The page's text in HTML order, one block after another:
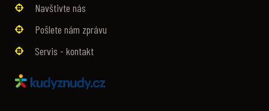
Navštivte nás
Pošlete nám zprávu
Servis - kontakt